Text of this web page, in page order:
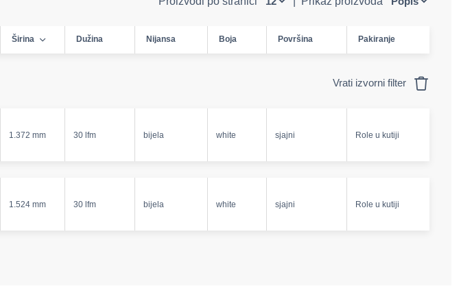
Širina Dužina Nijansa Boja Površina Pakiranje
Vrati izvorni filter
1.372 mm 30 lfm bijela white sjajni Role u kutiji
1.524 mm 30 lfm bijela white sjajni Role u kutiji